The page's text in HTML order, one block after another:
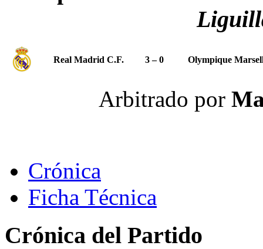
Real Madrid C.F. 3 – 0 Olympique
Arbitrado por
Crónica
Ficha Técnica
Crónica del Partido